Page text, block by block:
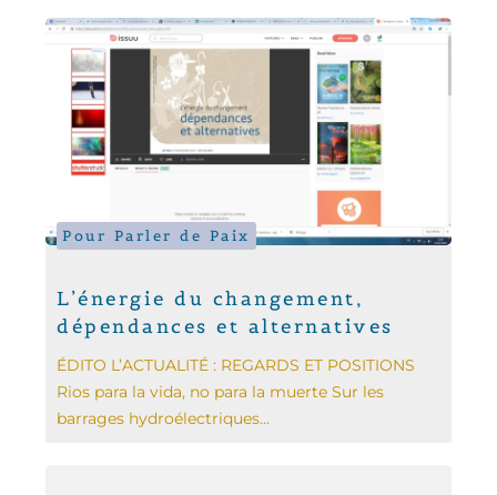
Pour Parler de Paix
L’énergie du changement,
dépendances et alternatives
ÉDITO L’ACTUALITÉ : REGARDS ET POSITIONS
Rios para la vida, no para la muerte Sur les
barrages hydroélectriques...